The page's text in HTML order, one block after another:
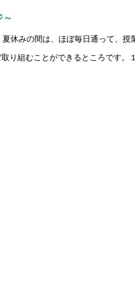
休みの間は、ほぼ毎日通って、授
り組むことができるところです。